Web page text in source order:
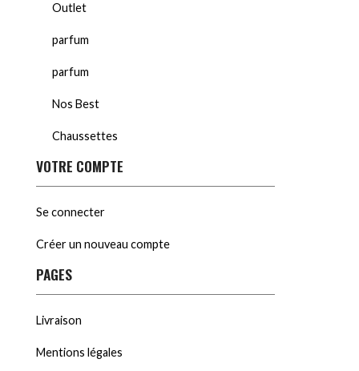
Outlet
parfum
parfum
Nos Best
Chaussettes
VOTRE COMPTE
Se connecter
Créer un nouveau compte
PAGES
Livraison
Mentions légales